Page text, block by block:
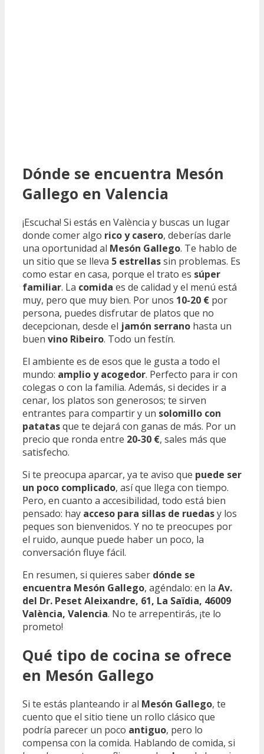
Dónde se encuentra Mesón
Gallego en Valencia
¡Escucha! Si estás en València y buscas un lugar
donde comer algo rico y casero, deberías darle
una oportunidad al Mesón Gallego. Te hablo de
un sitio que se lleva 5 estrellassin problemas. Es
como estar en casa, porque el trato es súper
familiar. La comida es de calidad y el menú está
muy, pero que muy bien. Por unos 10-20 € por
persona, puedes disfrutar de platos que no
decepcionan, desde el jamón serrano hasta un
buen vino Ribeiro. Todo un festín.
El ambiente es de esos que le gusta a todo el
mundo: amplio y acogedor. Perfecto para ir con
colegas o con la familia. Además, si decides ir a
cenar, los platos son generosos; te sirven
entrantes para compartir y un solomillo con
patatasque te dejará con ganas de más. Por un
precio que ronda entre 20-30 €, sales más que
satisfecho.
Si te preocupa aparcar, ya te aviso que puede ser
un poco complicado, así que llega con tiempo.
Pero, en cuanto a accesibilidad, todo está bien
pensado: hay acceso para sillas de ruedasy los
peques son bienvenidos. Y no te preocupes por
el ruido, aunque puede haber un poco, la
conversación fluye fácil.
En resumen, si quieres saber dónde se
encuentra Mesón Gallego, agéndalo: en la Av.
del Dr. Peset Aleixandre, 61, La Saïdia, 46009
València, Valencia. No te arrepentirás, ¡te lo
prometo!
Qué tipo de cocina se ofrece
en Mesón Gallego
Si te estás planteando ir al Mesón Gallego, te
cuento que el sitio tiene un rollo clásico que
podría parecer un poco antiguo, pero lo
compensa con la comida. Hablando de comida, si